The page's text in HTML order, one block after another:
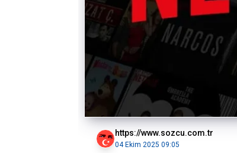
https://www.sozcu.com.tr
04 Ekim 2025 09:05